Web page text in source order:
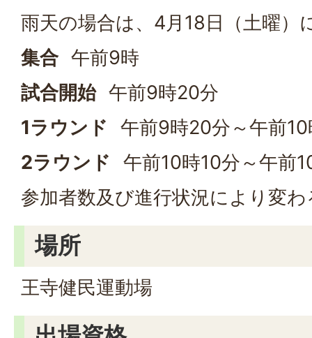
雨天の場合は、4月18日（土曜）
集合 午前9時
試合開始 午前9時20分
1ラウンド 午前9時20分～午前10
2ラウンド 午前10時10分～午前
参加者数及び進行状況により変
場所
王寺健民運動場